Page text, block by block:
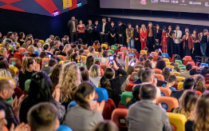
încât nu a mai putut fi pliat.
fier vechi a doua zi. Asta ca să
vorbim despre preferințe
funcționalitate reală.
Aluminiul, pe